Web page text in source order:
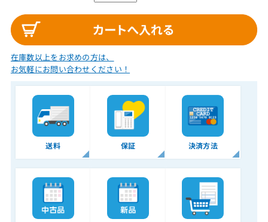
在庫数以上をお求めの方は、
お気軽にお問い合わせください！
送料 保証 決済方法